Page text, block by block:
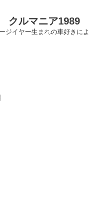
クルマニア1989
ジイヤー生まれの車好きに